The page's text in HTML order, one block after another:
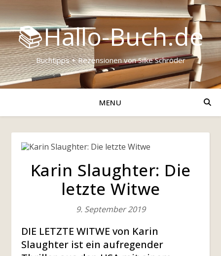
📚Hallo-Buch.de
Buchtipps + Rezensionen von Silke Schröder
MENU
Karin Slaughter: Die
letzte Witwe
9. September 2019
DIE LETZTE WITWE von Karin
Slaughter ist ein aufregender